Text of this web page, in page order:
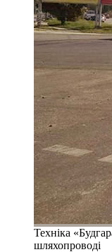
Техніка
шляхопроводі